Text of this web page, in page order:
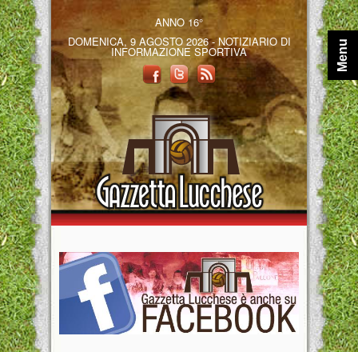
ANNO 16°
DOMENICA, 9 AGOSTO 2026 - NOTIZIARIO DI
INFORMAZIONE SPORTIVA Menu